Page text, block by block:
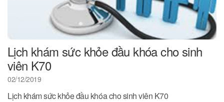
Lịch khám sức khỏe đầu khóa cho sinh
viên K70
02/12/2019
Lịch khám sức khỏe đầu khóa cho sinh viên K70